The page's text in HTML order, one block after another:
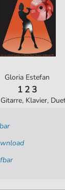
Gloria Estefan
1 2 3
Klavier,